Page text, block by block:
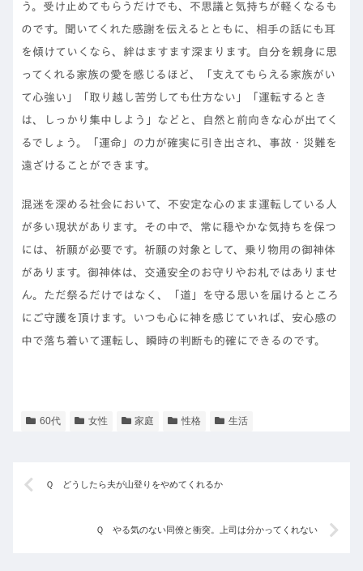
う。受け止めてもらうだけでも、不思議と気持ちが軽くなるも
のです。聞いてくれた感謝を伝えるとともに、相手の話にも耳
を傾けていくなら、絆はますます深まります。自分を親身に思
ってくれる家族の愛を感じるほど、「支えてもらえる家族がい
て心強い」「取り越し苦労しても仕方ない」「運転するとき
は、しっかり集中しよう」などと、自然と前向きな心が出てく
るでしょう。「運命」の力が確実に引き出され、事故・災難を
遠ざけることができます。
混迷を深める社会において、不安定な心のまま運転している人
が多い現状があります。その中で、常に穏やかな気持ちを保つ
には、祈願が必要です。祈願の対象として、乗り物用の御神体
があります。御神体は、交通安全のお守りやお札ではありませ
ん。ただ祭るだけではなく、「道」を守る思いを届けるところ
にご守護を頂けます。いつも心に神を感じていれば、安心感の
中で落ち着いて運転し、瞬時の判断も的確にできるのです。
60代 女性 家庭 性格 生活
Ｑ どうしたら夫が山登りをやめてくれるか
Ｑ やる気のない同僚と衝突。上司は分かってくれない